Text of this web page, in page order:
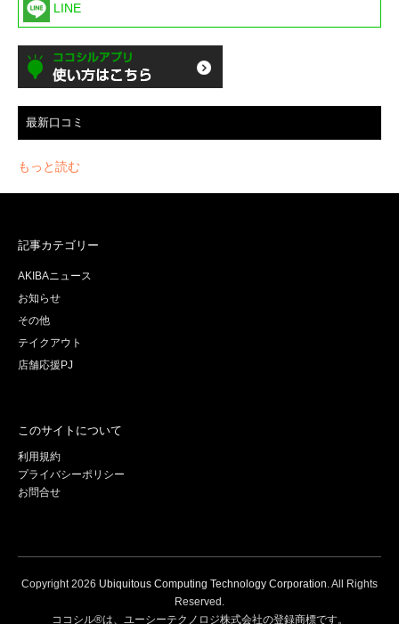
LINE
最新口コミ
もっと読む
記事カテゴリー
AKIBAニュース
お知らせ
その他
テイクアウト
店舗応援PJ
このサイトについて
利用規約
プライバシーポリシー
お問合せ
Copyright2026 Ubiquitous Computing Technology Corporation. All Rights
Reserved.
ココシル®は、ユーシーテクノロジ株式会社の登録商標です。